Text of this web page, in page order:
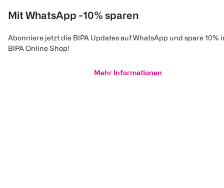
Mit WhatsApp -10% sparen
Abonniere jetzt die BIPA Updates auf WhatsApp und spare 10%
BIPA Online Shop!
Mehr Informationen